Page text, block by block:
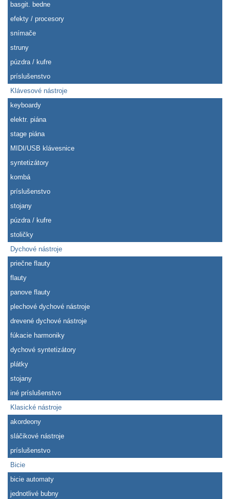
basgit. bedne
efekty / procesory
snímače
struny
púzdra / kufre
príslušenstvo
Klávesové nástroje
keyboardy
elektr. piána
stage piána
MIDI/USB klávesnice
syntetizátory
kombá
príslušenstvo
stojany
púzdra / kufre
stoličky
Dychové nástroje
priečne flauty
flauty
panove flauty
plechové dychové nástroje
drevené dychové nástroje
fúkacie harmoniky
dychové syntetizátory
plátky
stojany
iné príslušenstvo
Klasické nástroje
akordeony
sláčikové nástroje
príslušenstvo
Bicie
bicie automaty
jednotlivé bubny